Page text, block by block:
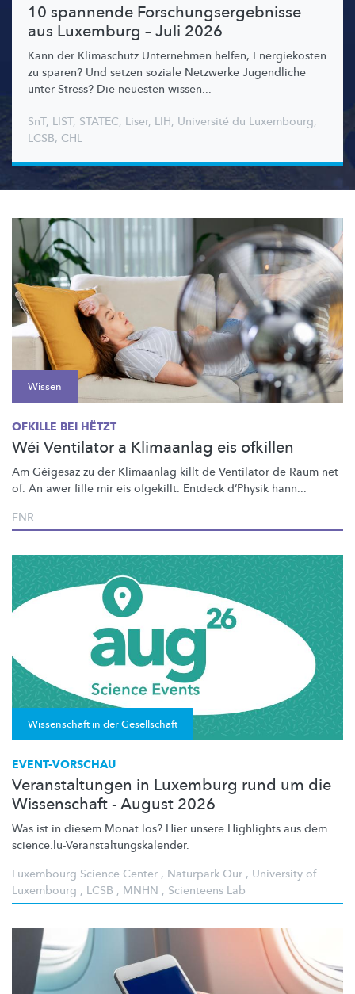
10 spannende Forschungsergebnisse
aus Luxemburg – Juli 2026
Kann der Klimaschutz Unternehmen helfen, Energiekosten
zu sparen? Und setzen soziale Netzwerke Jugendliche
unter Stress? Die neuesten wissen...
SnT, LIST, STATEC, Liser, LIH, Université du Luxembourg,
LCSB, CHL
Wissen
OFKILLE BEI HËTZT
Wéi Ventilator a Klimaanlag eis ofkillen
Am Géigesaz zu der Klimaanlag killt de Ventilator de Raum net
of. An awer fille mir eis ofgekillt. Entdeck d’Physik hann...
FNR
Wissenschaft in der Gesellschaft
EVENT-VORSCHAU
Veranstaltungen in Luxemburg rund um die
Wissenschaft - August 2026
Was ist in diesem Monat los? Hier unsere Highlights aus dem
science.lu-Veranstaltungskalender.
Luxembourg Science Center , Naturpark Our , University of
Luxembourg , LCSB , MNHN , Scienteens Lab